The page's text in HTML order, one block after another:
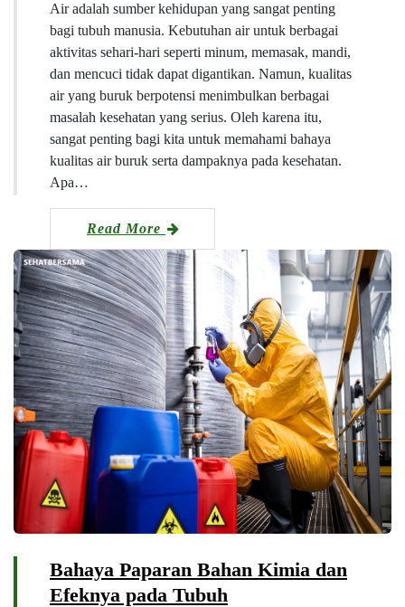
Air adalah sumber kehidupan yang sangat penting
bagi tubuh manusia. Kebutuhan air untuk berbagai
aktivitas sehari-hari seperti minum, memasak, mandi,
dan mencuci tidak dapat digantikan. Namun, kualitas
air yang buruk berpotensi menimbulkan berbagai
masalah kesehatan yang serius. Oleh karena itu,
sangat penting bagi kita untuk memahami bahaya
kualitas air buruk serta dampaknya pada kesehatan.
Apa…
Read More
Bahaya Paparan Bahan Kimia dan
Efeknya pada Tubuh